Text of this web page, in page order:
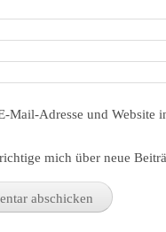
Mail-Adresse und Website
mich über neue